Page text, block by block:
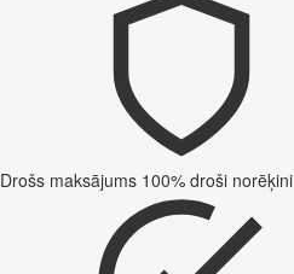
Drošs maksājums 100% droši norēķini